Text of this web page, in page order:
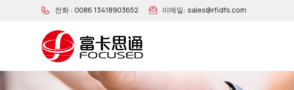
전화 : 0086 13418903652 이메일: sales@rfidfs.com